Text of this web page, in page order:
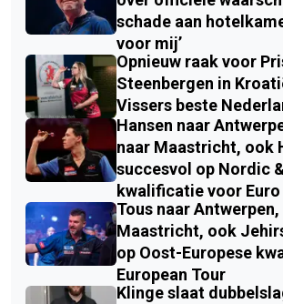
schade aan
voor mij’
Opnieuw raak voor
Steenbergen in
Vissers beste
Hansen naar
naar Maastricht, ook
succesvol op Nordic
kwalificatie voor Euro
Tous naar
Maastricht, ook
op Oost-Europese
European Tour
Klinge slaat